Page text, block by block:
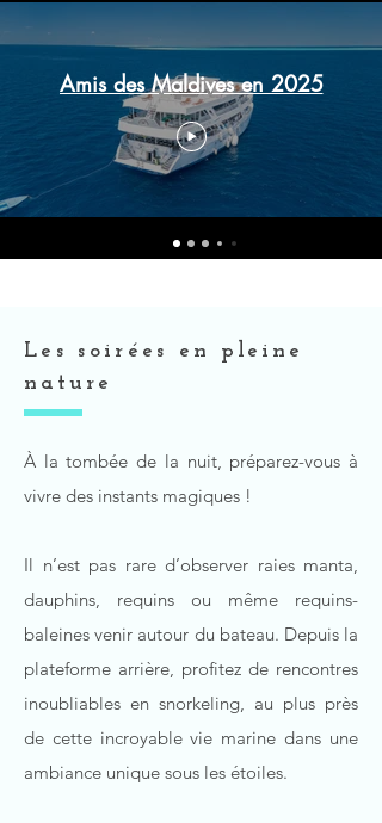
Amis des Maldives en 2025
Les soirées en pleine
nature
À la tombée de la nuit, préparez-vous à
vivre des instants magiques !
Il n’est pas rare d’observer raies manta,
dauphins, requins ou même requins-
baleines venir autour du bateau. Depuis la
plateforme arrière, profitez de rencontres
inoubliables en snorkeling, au plus près
de cette incroyable vie marine dans une
ambiance unique sous les étoiles.